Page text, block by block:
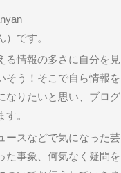
）です。
る情報の多さに自分を見
そう！そこで自ら情報を
なりたいと思い、ブログ
。
ースなどで気になった芸
た事象、何気なく疑問を